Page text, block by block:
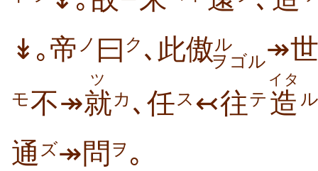
↡｡帝 ノ 曰 ク ､此傲ル
ヲゴル↠世
モ不↠就
ツ
カ ､任 ス ↢往テ 造
イタ
通 ズ↠問 ヲ ｡